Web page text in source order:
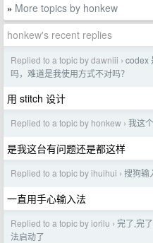
» More topics by honkew
honkew's recent replies
Replied to a topic by dawniii › codex
吗，难道是我使用方式不对吗？
用 stitch 设计
Replied to a topic by honkew › 我这
是我这台有问题还是都这样
Replied to a topic by ihuihui › 搜狗输
一直用手心输入法
Replied to a topic by iorilu › 完了,完
法启动了